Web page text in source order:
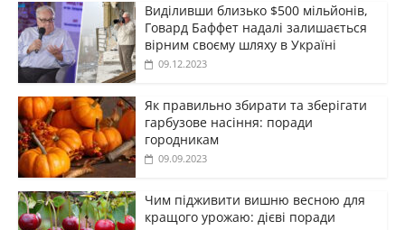
Виділивши близько $500 мільйонів,
Говард Баффет надалі залишається
вірним своєму шляху в Україні
09.12.2023
Як правильно збирати та зберігати
гарбузове насіння: поради
городникам
09.09.2023
Чим підживити вишню весною для
кращого урожаю: дієві поради